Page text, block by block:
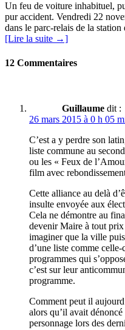
Un feu de voiture inhabituel,
pur accident. Vendredi 22
dans le parc-relais de la
[Lire la suite →]
12 Commentaires
Guillaume dit :
26 mars 2015 à 0 h 05
C’est a y perdre son
liste commune au
ou les « Feux de
film avec
Cette alliance au delà
insulte envoyée aux
Cela ne démontre au
devenir Maire à tout
imaginer que la ville
d’une liste comme
programmes qui
c’est sur leur
programme.
Comment peut il
alors qu’il avait
personnage lors des